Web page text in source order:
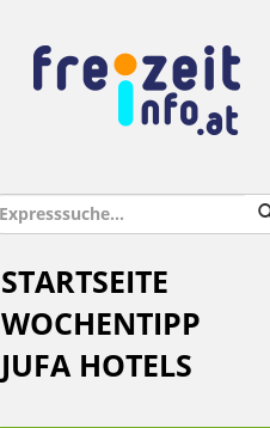
STARTSEITE
WOCHENTIPP
JUFA HOTELS